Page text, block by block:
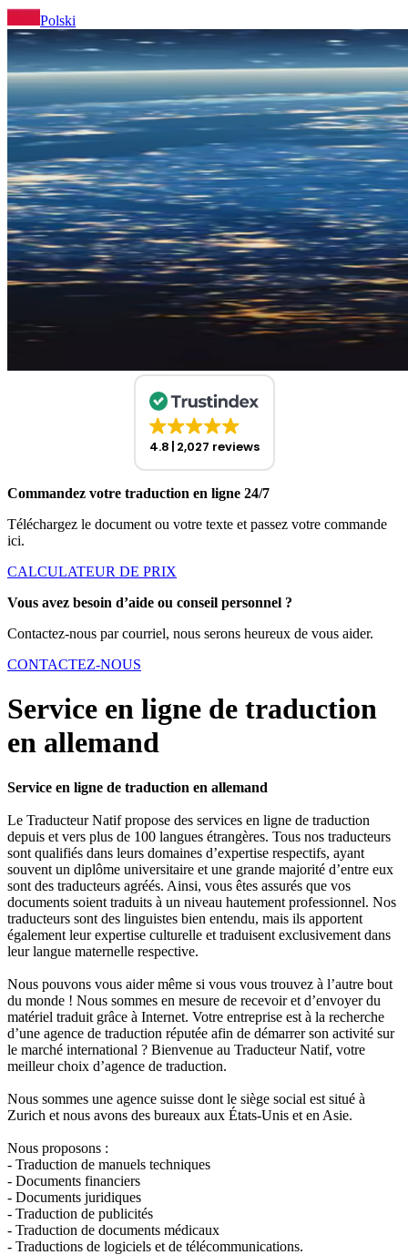
Polski
4.8 2,027 reviews
Commandez votre traduction en ligne 24/7
Téléchargez le document ou votre texte et passez votre commande
ici.
CALCULATEUR DE PRIX
Vous avez besoin d’aide ou conseil personnel ?
Contactez-nous par courriel, nous serons heureux de vous aider.
CONTACTEZ-NOUS
Service en ligne de traduction
en allemand
Service en ligne de traduction en allemand
Le Traducteur Natif propose des services en ligne de traduction
depuis et vers plus de 100 langues étrangères. Tous nos traducteurs
sont qualifiés dans leurs domaines d’expertise respectifs, ayant
souvent un diplôme universitaire et une grande majorité d’entre eux
sont des traducteurs agréés. Ainsi, vous êtes assurés que vos
documents soient traduits à un niveau hautement professionnel. Nos
traducteurs sont des linguistes bien entendu, mais ils apportent
également leur expertise culturelle et traduisent exclusivement dans
leur langue maternelle respective.
Nous pouvons vous aider même si vous vous trouvez à l’autre bout
du monde ! Nous sommes en mesure de recevoir et d’envoyer du
matériel traduit grâce à Internet. Votre entreprise est à la recherche
d’une agence de traduction réputée afin de démarrer son activité sur
le marché international ? Bienvenue au Traducteur Natif, votre
meilleur choix d’agence de traduction.
Nous sommes une agence suisse dont le siège social est situé à
Zurich et nous avons des bureaux aux États-Unis et en Asie.
Nous proposons :
- Traduction de manuels techniques
- Documents financiers
- Documents juridiques
- Traduction de publicités
- Traduction de documents médicaux
- Traductions de logiciels et de télécommunications.